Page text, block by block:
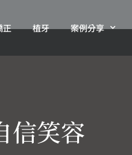
正 植牙 案例分享
信笑容